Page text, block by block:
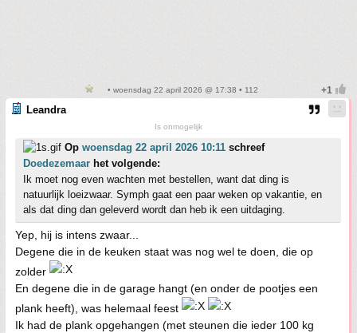
• woensdag 22 april 2026 @ 17:38 • 112
Leandra
Is onmogelijk
Op woensdag 22 april 2026 10:11 schreef
Doedezemaar het volgende:
Ik moet nog even wachten met bestellen, want dat ding is
natuurlijk loeizwaar. Symph gaat een paar weken op vakantie, en
als dat ding dan geleverd wordt dan heb ik een uitdaging.
Yep, hij is intens zwaar...
Degene die in de keuken staat was nog wel te doen, die op
zolder
En degene die in de garage hangt (en onder de pootjes een
plank heeft), was helemaal feest
Ik had de plank opgehangen (met steunen die ieder 100 kg